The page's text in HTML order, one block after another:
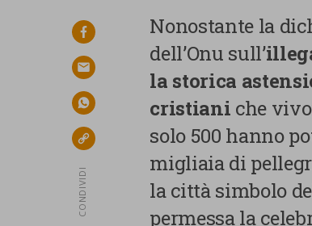
CONDIVIDI
facebook
email
whatsapp
link
Nonostante la
dell’Onu sull’
la storica
cristiani che
solo 500 hanno
migliaia di
la città simbolo
permessa la